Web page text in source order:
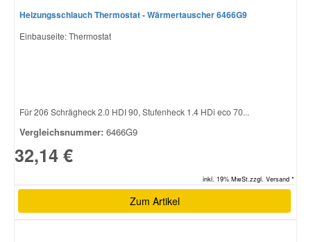
Heizungsschlauch Thermostat - Wärmertauscher 6466G9
Einbauseite: Thermostat
Für 206 Schrägheck 2.0 HDI 90, Stufenheck 1.4 HDi eco 70...
Vergleichsnummer: 6466G9
32,14 €
inkl. 19% MwSt.zzgl. Versand *
Zum Artikel